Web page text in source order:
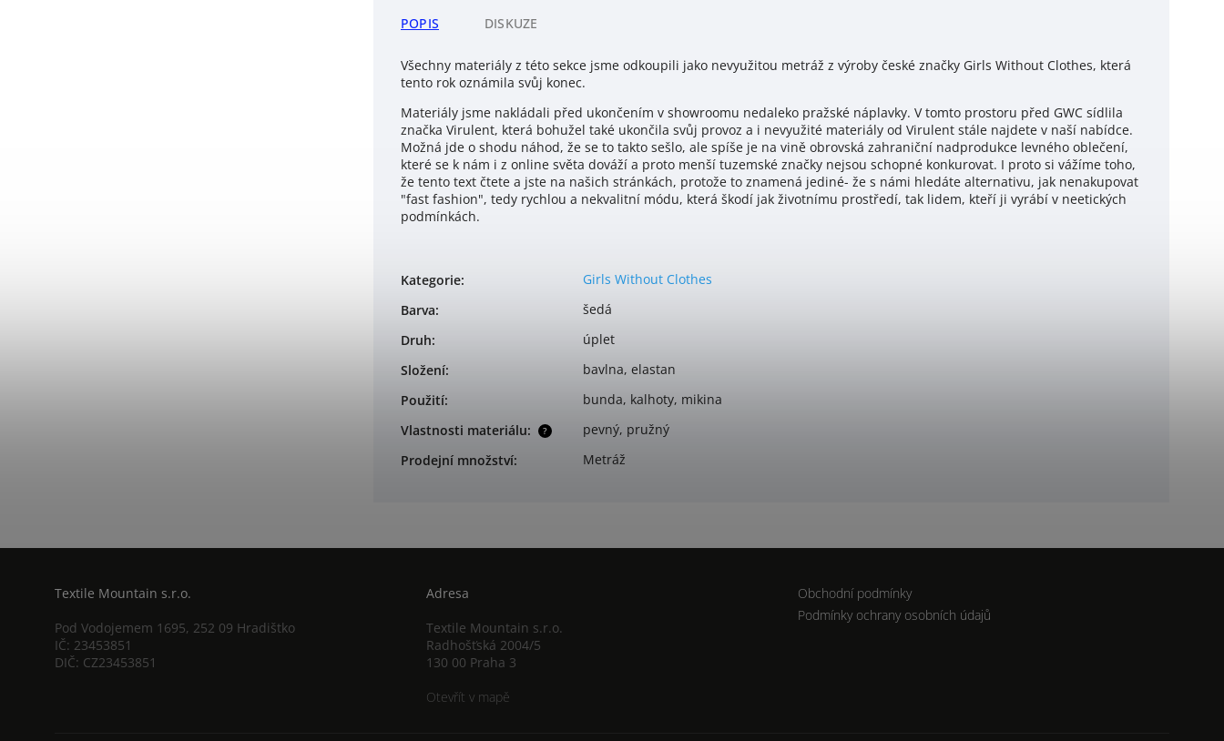
POPIS DISKUZE
Všechny materiály z této sekce jsme odkoupili jako nevyužitou metráž z výroby české značky Girls Without Clothes, která
tento rok oznámila svůj konec.
Materiály jsme nakládali před ukončením v showroomu nedaleko pražské náplavky. V tomto prostoru před GWC sídlila
značka Virulent, která bohužel také ukončila svůj provoz a i nevyužité materiály od Virulent stále najdete v naší nabídce.
Možná jde o shodu náhod, že se to takto sešlo, ale spíše je na vině obrovská zahraniční nadprodukce levného oblečení,
které se k nám i z online světa dováží a proto menší tuzemské značky nejsou schopné konkurovat. I proto si vážíme toho,
že tento text čtete a jste na našich stránkách, protože to znamená jediné- že s námi hledáte alternativu, jak nenakupovat
"fast fashion", tedy rychlou a nekvalitní módu, která škodí jak životnímu prostředí, tak lidem, kteří ji vyrábí v neetických
podmínkách.
Kategorie:
Girls Without Clothes
Barva:
šedá
Druh:
úplet
Složení:
bavlna, elastan
Použití: bunda, kalhoty, mikina
?
Vlastnosti materiálu:
pevný, pružný
Prodejní množství: Metráž
Textile Mountain s.r.o.
Pod Vodojemem 1695, 252 09 Hradištko
IČ: 23453851
DIČ: CZ23453851
Adresa
Textile Mountain s.r.o.
Radhošťská 2004/5
130 00 Praha 3
Otevřít v mapě
Obchodní podmínky
Podmínky ochrany osobních údajů